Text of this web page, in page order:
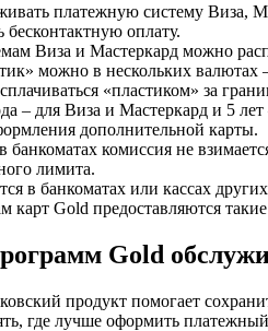
платежную систему Виза,
оплату.
Виза и Мастеркард можно
можно в нескольких
«пластиком» за
– для Виза и Мастеркард и 5
дополнительной карты.
банкоматах комиссия не
лимита.
в банкоматах или кассах
карт Gold предоставляются
Gold
продукт помогает
где лучше оформить